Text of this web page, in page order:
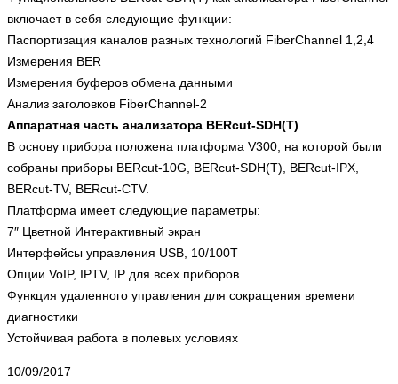
включает в себя следующие функции:
Паспортизация каналов разных технологий FiberChannel 1,2,4
Измерения BER
Измерения буферов обмена данными
Анализ заголовков FiberChannel-2
Аппаратная часть анализатора BERcut-SDH(T)
В основу прибора положена платформа V300, на которой были
собраны приборы BERcut-10G, BERcut-SDH(T), BERcut-IPX,
BERcut-TV, BERcut-CTV.
Платформа имеет следующие параметры:
7″ Цветной Интерактивный экран
Интерфейсы управления USB, 10/100T
Опции VoIP, IPTV, IP для всех приборов
Функция удаленного управления для сокращения времени
диагностики
Устойчивая работа в полевых условиях
10/09/2017